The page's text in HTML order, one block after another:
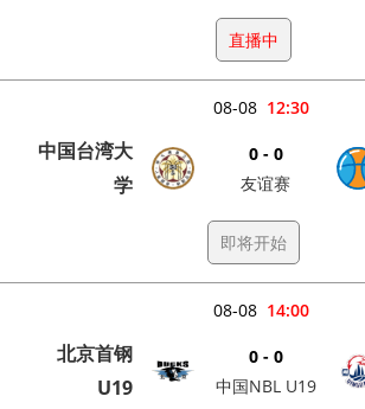
直播中
12:30
08-08
中国台湾大
学
0 - 0
友谊赛
即将开始
14:00
08-08
北京首钢
U19
0 - 0
中国NBL U19